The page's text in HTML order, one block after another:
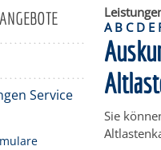
Service
A B C D E
Sie